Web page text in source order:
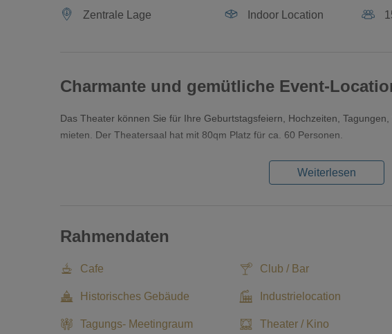
Zentrale Lage Indoor Location
Charmante und gemütliche Event-
Das Theater können Sie für Ihre Geburtstagsfeiern, Hochzeiten,
mieten. Der Theatersaal hat mit 80qm Platz für ca. 60 Personen.
Weiterlesen
Rahmendaten
Cafe Club / Bar
Historisches Gebäude Industrielocation
Tagungs- Meetingraum Theater / Kino